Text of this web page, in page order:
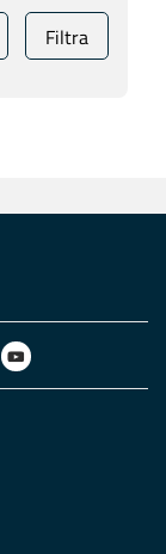
Filtra